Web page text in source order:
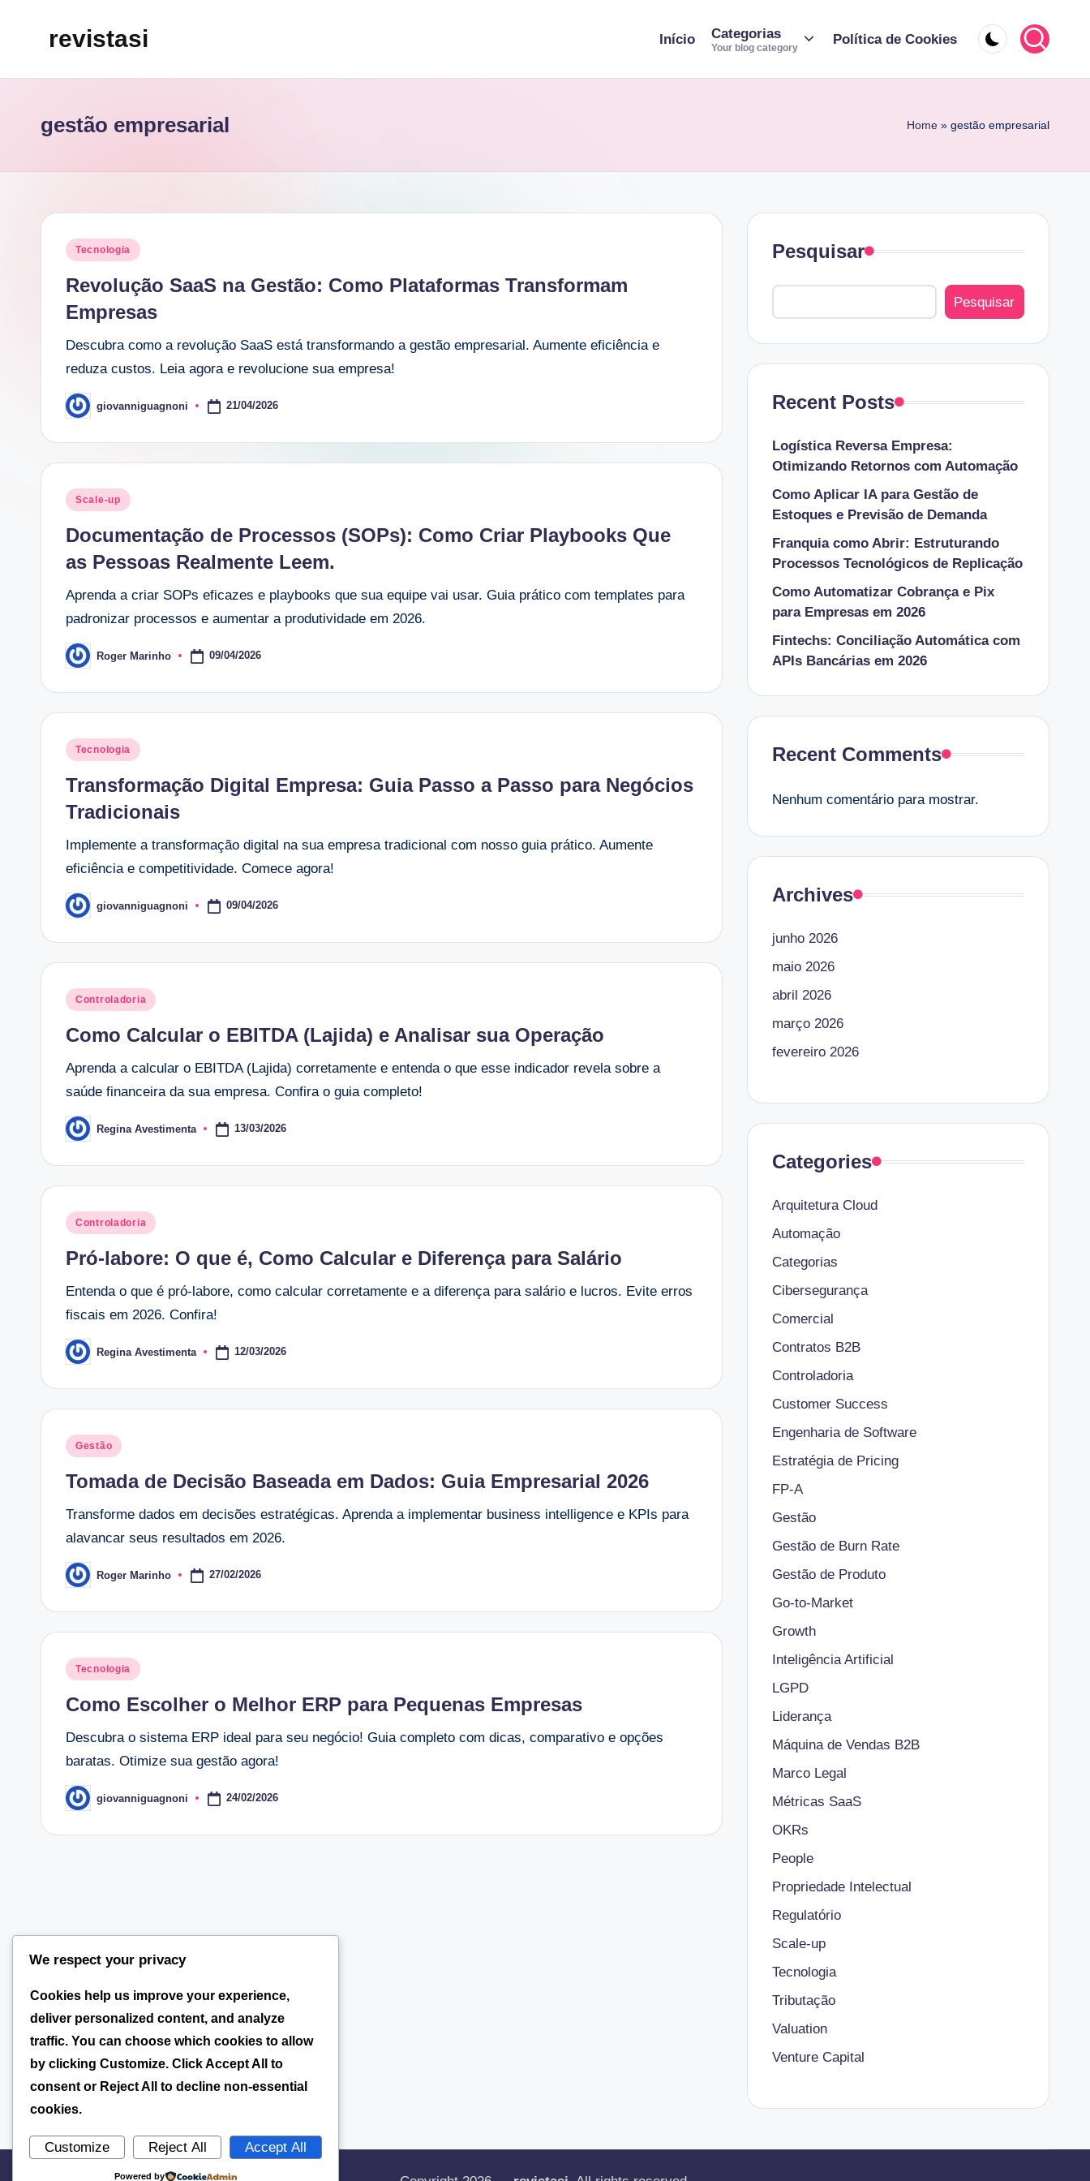
revistasi
melhor
e
conteúdo
internet.
Início Categorias
Your blog category
Política de Cookies
gestão empresarial Home » gestão empresarial
Posted
Tecnologia
Revolução SaaS na Gestão: Como Plataformas Transformam
Empresas
Descubra como a revolução SaaS está transformando a gestão empresarial. Aumente eficiência e
reduza custos. Leia agora e revolucione sua empresa!
Posted
by
giovanniguagnoni 21/04/2026
Posted
Scale-up
Documentação de Processos (SOPs): Como Criar Playbooks Que
as Pessoas Realmente Leem.
Aprenda a criar SOPs eficazes e playbooks que sua equipe vai usar. Guia prático com templates para
padronizar processos e aumentar a produtividade em 2026.
Posted
by
Roger Marinho 09/04/2026
Posted
Tecnologia
Transformação Digital Empresa: Guia Passo a Passo para Negócios
Tradicionais
Implemente a transformação digital na sua empresa tradicional com nosso guia prático. Aumente
eficiência e competitividade. Comece agora!
Posted
by
giovanniguagnoni 09/04/2026
Posted
Controladoria
Como Calcular o EBITDA (Lajida) e Analisar sua Operação
Aprenda a calcular o EBITDA (Lajida) corretamente e entenda o que esse indicador revela sobre a
saúde financeira da sua empresa. Confira o guia completo!
Posted
by
Regina Avestimenta 13/03/2026
Posted
Controladoria
Pró-labore: O que é, Como Calcular e Diferença para Salário
Entenda o que é pró-labore, como calcular corretamente e a diferença para salário e lucros. Evite erros
fiscais em 2026. Confira!
Posted
by
Regina Avestimenta 12/03/2026
Posted
Gestão
Tomada de Decisão Baseada em Dados: Guia Empresarial 2026
Transforme dados em decisões estratégicas. Aprenda a implementar business intelligence e KPIs para
alavancar seus resultados em 2026.
Posted
by
Roger Marinho 27/02/2026
Posted
Tecnologia
Como Escolher o Melhor ERP para Pequenas Empresas
Descubra o sistema ERP ideal para seu negócio! Guia completo com dicas, comparativo e opções
baratas. Otimize sua gestão agora!
Posted
by
giovanniguagnoni 24/02/2026
Pesquisar
Pesquisar
Recent Posts
Logística Reversa Empresa:
Otimizando Retornos com Automação
Como Aplicar IA para Gestão de
Estoques e Previsão de Demanda
Franquia como Abrir: Estruturando
Processos Tecnológicos de Replicação
Como Automatizar Cobrança e Pix
para Empresas em 2026
Fintechs: Conciliação Automática com
APIs Bancárias em 2026
Recent Comments
Nenhum comentário para mostrar.
Archives
junho 2026
maio 2026
abril 2026
março 2026
fevereiro 2026
Categories
Arquitetura Cloud
Automação
Categorias
Cibersegurança
Comercial
Contratos B2B
Controladoria
Customer Success
Engenharia de Software
Estratégia de Pricing
FP-A
Gestão
Gestão de Burn Rate
Gestão de Produto
Go-to-Market
Growth
Inteligência Artificial
LGPD
Liderança
Máquina de Vendas B2B
Marco Legal
Métricas SaaS
OKRs
People
Propriedade Intelectual
Regulatório
Scale-up
Tecnologia
Tributação
Valuation
Venture Capital
We respect your privacy
Cookies help us improve your experience,
deliver personalized content, and analyze
traffic. You can choose which cookies to allow
by clicking Customize. ClickAccept All
to
consent or Reject All
to decline non-essential
cookies.
Customize Reject All Accept All
Powered by